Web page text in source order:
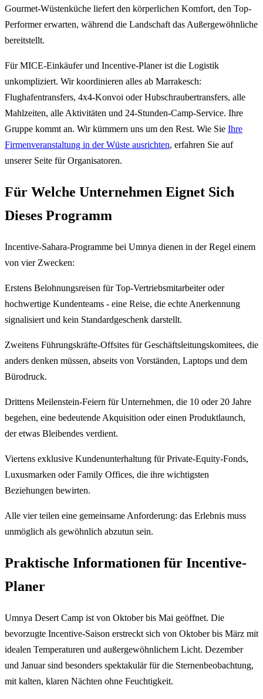
Gourmet-Wüstenküche liefert den körperlichen Komfort, den Top-
Performer erwarten, während die Landschaft das Außergewöhnliche
bereitstellt.
Für MICE-Einkäufer und Incentive-Planer ist die Logistik
unkompliziert. Wir koordinieren alles ab Marrakesch:
Flughafentransfers, 4x4-Konvoi oder Hubschraubertransfers, alle
Mahlzeiten, alle Aktivitäten und 24-Stunden-Camp-Service. Ihre
Gruppe kommt an. Wir kümmern uns um den Rest. Wie Sie Ihre
Firmenveranstaltung in der Wüste ausrichten, erfahren Sie auf
unserer Seite für Organisatoren.
Für Welche Unternehmen Eignet Sich
Dieses Programm
Incentive-Sahara-Programme bei Umnya dienen in der Regel einem
von vier Zwecken:
Erstens Belohnungsreisen für Top-Vertriebsmitarbeiter oder
hochwertige Kundenteams - eine Reise, die echte Anerkennung
signalisiert und kein Standardgeschenk darstellt.
Zweitens Führungskräfte-Offsites für Geschäftsleitungskomitees, die
anders denken müssen, abseits von Vorständen, Laptops und dem
Bürodruck.
Drittens Meilenstein-Feiern für Unternehmen, die 10 oder 20 Jahre
begehen, eine bedeutende Akquisition oder einen Produktlaunch,
der etwas Bleibendes verdient.
Viertens exklusive Kundenunterhaltung für Private-Equity-Fonds,
Luxusmarken oder Family Offices, die ihre wichtigsten
Beziehungen bewirten.
Alle vier teilen eine gemeinsame Anforderung: das Erlebnis muss
unmöglich als gewöhnlich abzutun sein.
Praktische Informationen für Incentive-
Planer
Umnya Desert Camp ist von Oktober bis Mai geöffnet. Die
bevorzugte Incentive-Saison erstreckt sich von Oktober bis März mit
idealen Temperaturen und außergewöhnlichem Licht. Dezember
und Januar sind besonders spektakulär für die Sternenbeobachtung,
mit kalten, klaren Nächten ohne Feuchtigkeit.